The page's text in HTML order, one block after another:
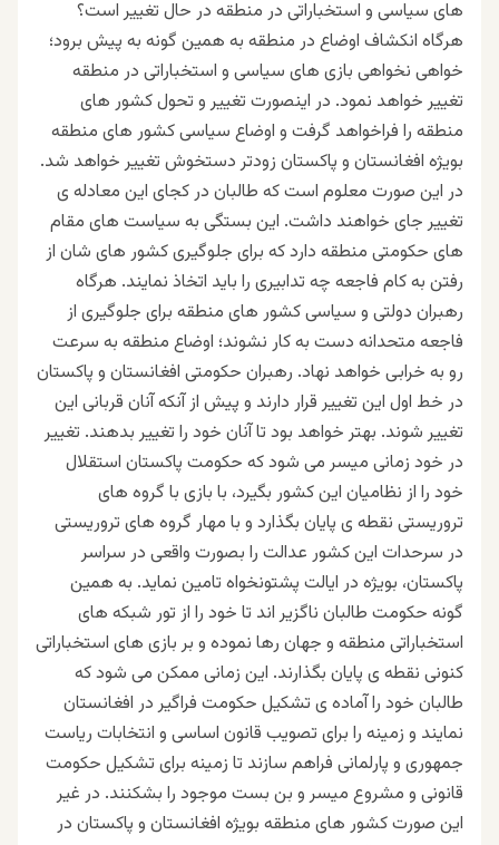
های سیاسی و استخباراتی در منطقه در حال تغییر است؟
هرگاه انکشاف اوضاع در منطقه به همین گونه به پیش برود؛
خواهی نخواهی بازی های سیاسی و استخباراتی در منطقه
تغییر خواهد نمود. در اینصورت تغییر و تحول کشور های
منطقه را فراخواهد گرفت و اوضاع سیاسی کشور های منطقه
بویژه افغانستان و پاکستان زودتر دستخوش تغییر خواهد شد.
در این صورت معلوم است که طالبان در کجای این معادله ی
تغییر جای خواهند داشت. این بستگی به سیاست های مقام
های حکومتی منطقه دارد که برای جلوگیری کشور های شان از
رفتن به کام فاجعه چه تدابیری را باید اتخاذ نمایند. هرگاه
رهبران دولتی و سیاسی کشور های منطقه برای جلوگیری از
فاجعه متحدانه دست به کار نشوند؛ اوضاع منطقه به سرعت
رو به خرابی خواهد نهاد. رهبران حکومتی افغانستان و پاکستان
در خط اول این تغییر قرار دارند و پیش از آنکه آنان قربانی این
تغییر شوند. بهتر خواهد بود تا آنان خود را تغییر بدهند. تغییر
در خود زمانی میسر می شود که حکومت پاکستان استقلال
خود را از نظامیان این کشور بگیرد، با بازی با گروه های
تروریستی نقطه ی پایان بگذارد و با مهار گروه های تروریستی
در سرحدات این کشور عدالت را بصورت واقعی در سراسر
پاکستان، بویژه در ایالت پشتونخواه تامین نماید. به همین
گونه حکومت طالبان ناگزیر اند تا خود را از تور شبکه های
استخباراتی منطقه و جهان رها نموده و بر بازی های استخباراتی
کنونی نقطه ی پایان بگذارند. این زمانی ممکن می شود که
طالبان خود را آماده ی تشکیل حکومت فراگیر در افغانستان
نمایند و زمینه را برای تصویب قانون اساسی و انتخابات ریاست
جمهوری و پارلمانی فراهم سازند تا زمینه برای تشکیل حکومت
قانونی و مشروع میسر و بن بست موجود را بشکنند. در غیر
این صورت کشور های منطقه بویژه افغانستان و پاکستان در